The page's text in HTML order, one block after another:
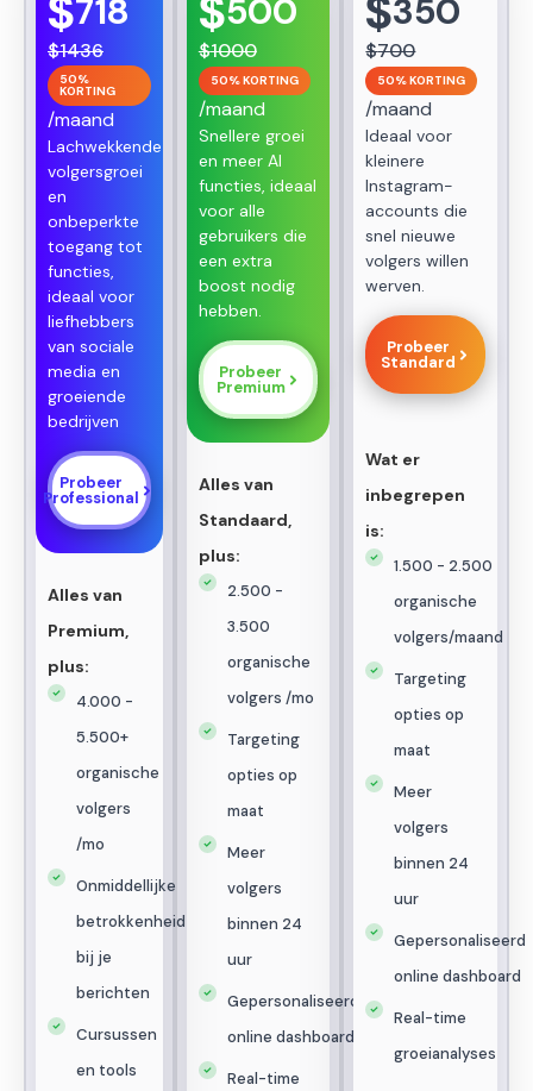
Guillaume Mache
Sarah Klemens
Standaard Plan
Ashley Taylor
Laura Noce
Professioneel plan
Frank Wright
Terrence Blanchard
Standaard Plan
718
$1436
50%
KORTING
/maand
Lachwekkende
volgersgroei
en
onbeperkte
toegang tot
functies,
ideaal voor
liefhebbers
van sociale
media en
groeiende
bedrijven
Probeer
Professional
Alles van
Premium,
plus:
4.000 -
5.500+
organische
volgers
/mo
Onmiddellijke
betrokkenheid
bij je
berichten
Cursussen
en tools
500
$1000
50% KORTING
/maand
Snellere groei
en meer AI
functies, ideaal
voor alle
gebruikers die
een extra
boost nodig
hebben.
Probeer
Premium
Alles van
Standaard,
plus:
2.500 -
3.500
organische
volgers /mo
Targeting
opties op
maat
Meer
volgers
binnen 24
uur
Gepersonaliseerd
online dashboard
Real-time
350
$700
50% KORTING
/maand
Ideaal voor
kleinere
Instagram-
accounts die
snel nieuwe
volgers willen
werven.
Probeer
Standard
Wat er
inbegrepen
is:
1.500 - 2.500
organische
volgers/maand
Targeting
opties op
maat
Meer
volgers
binnen 24
uur
Gepersonaliseerd
online dashboard
Real-time
groeianalyses